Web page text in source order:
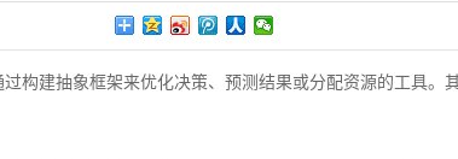
构建抽象框架来优化决策、预测结果或分配资源的工具。